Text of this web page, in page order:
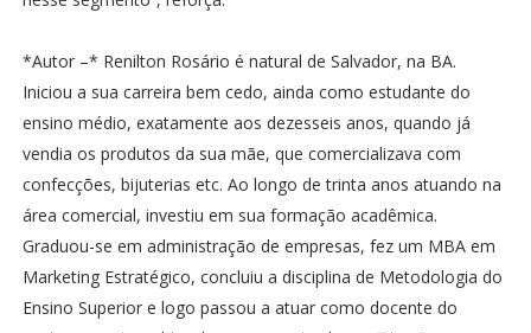
*Autor –* Renilton Rosário é natural de Salvador, na BA.
Iniciou a sua carreira bem cedo, ainda como estudante do
ensino médio, exatamente aos dezesseis anos, quando já
vendia os produtos da sua mãe, que comercializava com
confecções, bijuterias etc. Ao longo de trinta anos atuando na
área comercial, investiu em sua formação acadêmica.
Graduou-se em administração de empresas, fez um MBA em
Marketing Estratégico, concluiu a disciplina de Metodologia do
Ensino Superior e logo passou a atuar como docente do